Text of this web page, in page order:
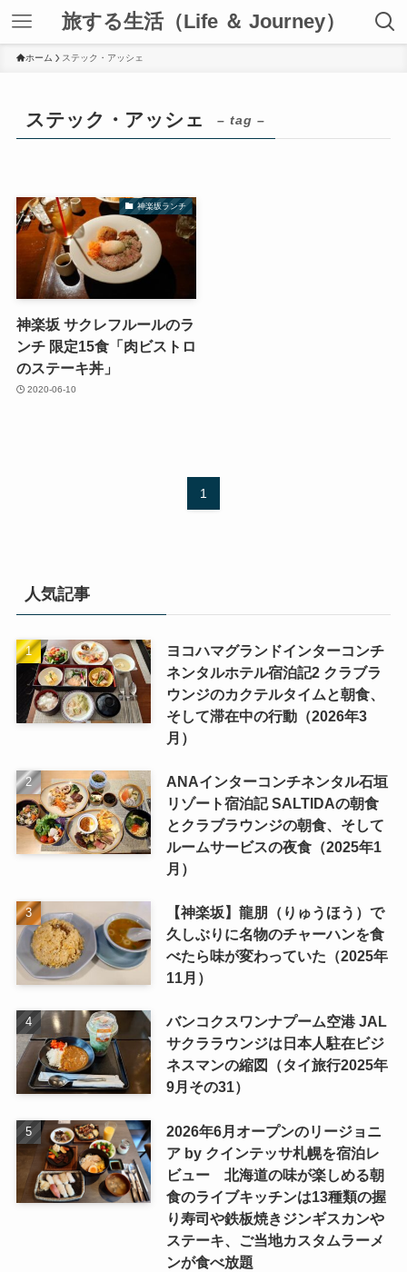
旅する生活（Life ＆ Journey）
ホーム ステック・アッシェ
ステック・アッシェ – tag –
神楽坂ランチ
神楽坂 サクレフルールのラ
ンチ 限定15食「肉ビストロ
のステーキ丼」
2020-06-10
1
人気記事
ヨコハマグランドインターコンチ
ネンタルホテル宿泊記2 クラブラ
ウンジのカクテルタイムと朝食、
そして滞在中の行動（2026年3
月）
ANAインターコンチネンタル石垣
リゾート宿泊記 SALTIDAの朝食
とクラブラウンジの朝食、そして
ルームサービスの夜食（2025年1
月）
【神楽坂】龍朋（りゅうほう）で
久しぶりに名物のチャーハンを食
べたら味が変わっていた（2025年
11月）
バンコクスワンナプーム空港 JAL
サクララウンジは日本人駐在ビジ
ネスマンの縮図（タイ旅行2025年
9月その31）
2026年6月オープンのリージョニ
ア by クインテッサ札幌を宿泊レ
ビュー 北海道の味が楽しめる朝
食のライブキッチンは13種類の握
り寿司や鉄板焼きジンギスカンや
ステーキ、ご当地カスタムラーメ
ンが食べ放題